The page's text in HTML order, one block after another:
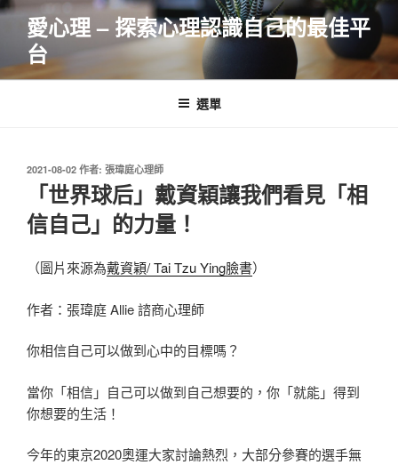
跳
要
愛心理 – 探索心理認識自己的最佳平
台
選單
發
2021-08-02 作者: 張瑋庭心理師
「世界球后」戴資穎讓我們看見「相
信自己」的力量！
（圖片來源為戴資穎/ Tai Tzu Ying臉書）
作者：張瑋庭 Allie 諮商心理師
你相信自己可以做到心中的目標嗎？
當你「相信」自己可以做到自己想要的，你「就能」得到
你想要的生活！
今年的東京2020奧運大家討論熱烈，大部分參賽的選手無